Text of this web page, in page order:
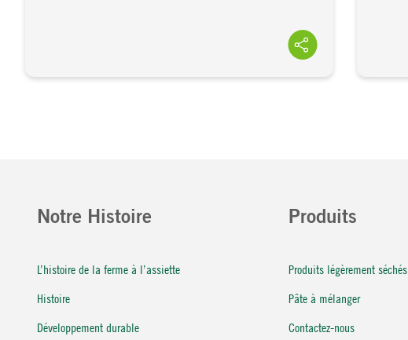
Notre Histoire
L’histoire de la ferme à l’assiette
Histoire
Développement durable
Produits
Produits légèrement séchés
Pâte à mélanger
Contactez-nous